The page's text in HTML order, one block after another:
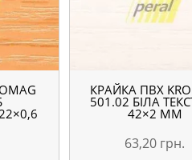
КРАЙКА ПВХ
501.02 БІЛА
42×2 ММ
63,20 грн.